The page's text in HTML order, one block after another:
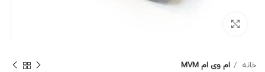
خانه ام وی ام MVM